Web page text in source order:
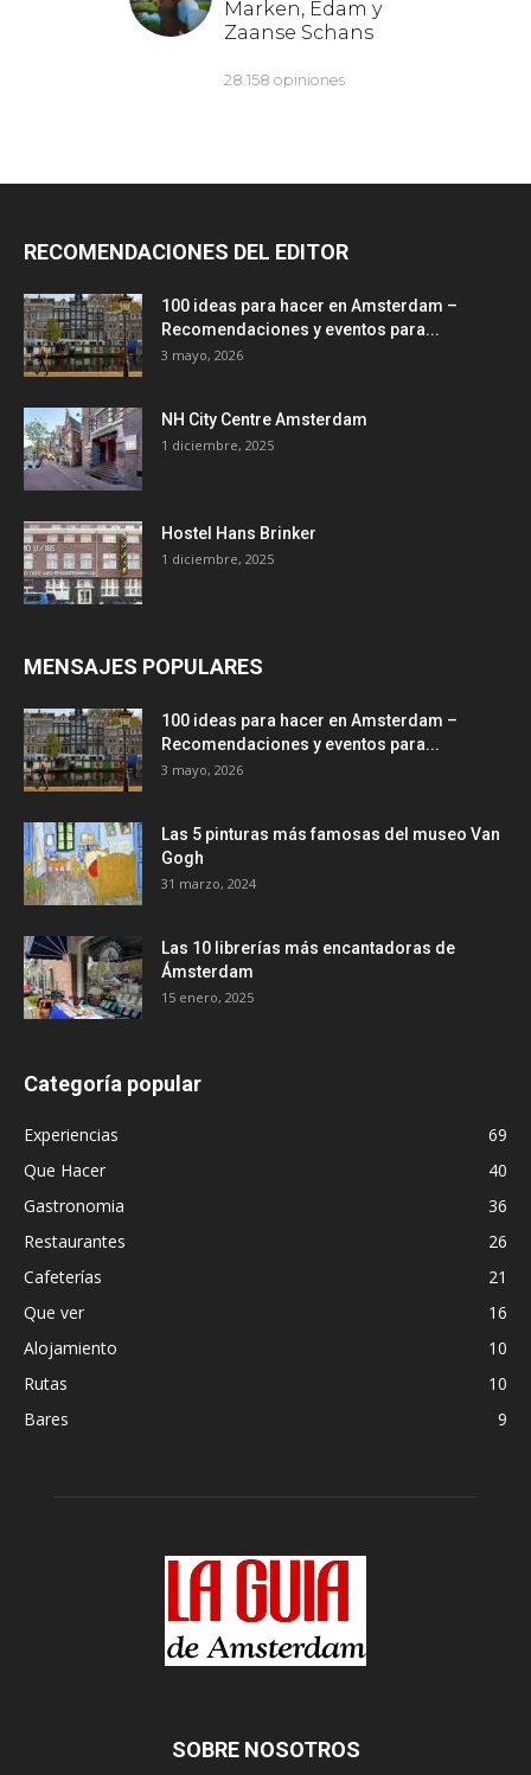
RECOMENDACIONES DEL EDITOR
100 ideas para hacer en Amsterdam –
Recomendaciones y eventos para...
3 mayo, 2026
NH City Centre Amsterdam
1 diciembre, 2025
Hostel Hans Brinker
1 diciembre, 2025
MENSAJES POPULARES
100 ideas para hacer en Amsterdam –
Recomendaciones y eventos para...
3 mayo, 2026
Las 5 pinturas más famosas del museo Van
Gogh
31 marzo, 2024
Las 10 librerías más encantadoras de
Ámsterdam
15 enero, 2025
Categoría popular
Experiencias
69
Que Hacer
40
Gastronomia
36
Restaurantes
26
Cafeterías
21
Que ver
16
Alojamiento
10
Rutas
10
Bares
9
SOBRE NOSOTROS